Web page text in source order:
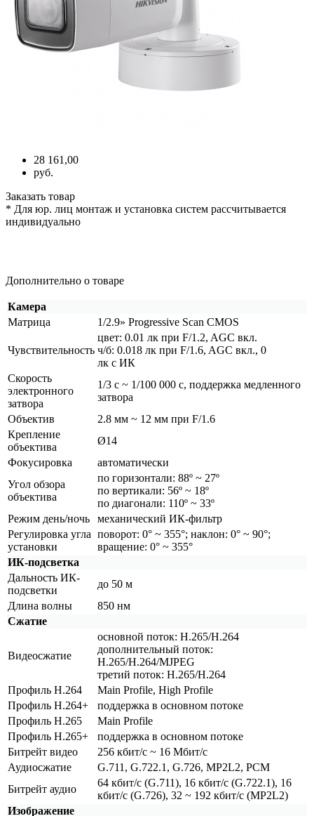
28 161,00
руб.
Заказать товар
* Для юр. лиц монтаж и установка систем рассчитывается
индивидуально
Дополнительно о товаре
Камера
Матрица
1/2.9» Progressive Scan CMOS
Чувствительность
цвет: 0.01 лк при F/1.2, AGC вкл.
ч/б: 0.018 лк при F/1.6, AGC вкл., 0
лк с ИК
Скорость
электронного
затвора
1/3 с ~ 1/100 000 с, поддержка медленного
затвора
Объектив
2.8 мм ~ 12 мм при F/1.6
Крепление
объектива
Ø14
Фокусировка
автоматически
Угол обзора
объектива
по горизонтали: 88º ~ 27º
по вертикали: 56º ~ 18º
по диагонали: 110º ~ 33º
Режим день/ночь
механический ИК-фильтр
Регулировка угла
установки
поворот: 0° ~ 355°; наклон: 0° ~ 90°;
вращение: 0° ~ 355°
ИК-подсветка
Дальность ИК-
подсветки
до 50 м
Длина волны
850 нм
Сжатие
Видеосжатие
основной поток: H.265/H.264
дополнительный поток:
H.265/H.264/MJPEG
третий поток: H.265/H.264
Профиль H.264
Main Profile, High Profile
Профиль H.264+
поддержка в основном потоке
Профиль H.265
Main Profile
Профиль H.265+
поддержка в основном потоке
Битрейт видео
256 кбит/с ~ 16 Мбит/с
Аудиосжатие
G.711, G.722.1, G.726, MP2L2, PCM
Битрейт аудио
64 кбит/с (G.711), 16 кбит/с (G.722.1), 16
кбит/с (G.726), 32 ~ 192 кбит/с (MP2L2)
Изображение